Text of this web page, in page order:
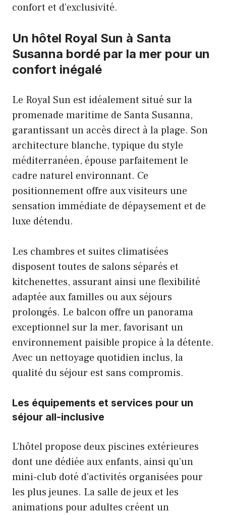
confort et d’exclusivité.
Un hôtel Royal Sun à Santa
Susanna bordé par la mer pour un
confort inégalé
Le Royal Sun est idéalement situé sur la
promenade maritime de Santa Susanna,
garantissant un accès direct à la plage. Son
architecture blanche, typique du style
méditerranéen, épouse parfaitement le
cadre naturel environnant. Ce
positionnement offre aux visiteurs une
sensation immédiate de dépaysement et de
luxe détendu.
Les chambres et suites climatisées
disposent toutes de salons séparés et
kitchenettes, assurant ainsi une flexibilité
adaptée aux familles ou aux séjours
prolongés. Le balcon offre un panorama
exceptionnel sur la mer, favorisant un
environnement paisible propice à la détente.
Avec un nettoyage quotidien inclus, la
qualité du séjour est sans compromis.
Les équipements et services pour un
séjour all-inclusive
L’hôtel propose deux piscines extérieures
dont une dédiée aux enfants, ainsi qu’un
mini-club doté d’activités organisées pour
les plus jeunes. La salle de jeux et les
animations pour adultes créent un